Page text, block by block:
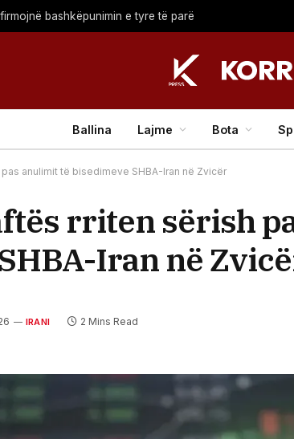
bashkëpunimin e tyre të parë
Ballina Lajme Bota
anulimit të bisedimeve SHBA-Iran në Zvicër
rriten sërish
Iran në
IRANI 2 Mins Read